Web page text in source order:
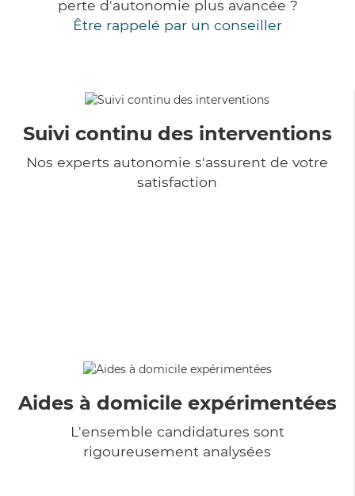
perte d'autonomie plus avancée ?
Être rappelé par un conseiller
Suivi continu des interventions
Nos experts autonomie s'assurent de votre
satisfaction
Aides à domicile expérimentées
L'ensemble candidatures sont
rigoureusement analysées